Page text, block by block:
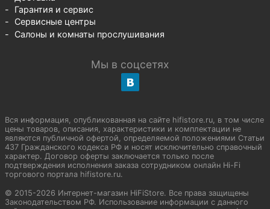
Гарантия и сервис
Сервисные центры
Салоны и комнаты прослушивания
Мы в соцсетях
Вся информация, опубликованная на сайте hifistore.ru, в том числе
цены товаров, описания, характеристики и комплектации не
являются публичной офертой, определяемой положениями Статьи
437 Гражданского кодекса РФ и носят исключительно справочный
характер. Договор оферты заключается только после
подтверждения исполнения заказа сотрудником онлайн Hi-Fi
торгового портала hifistore.ru.
© 2015-2026 Интернет-магазин HiFiStore. Все права защищены
Законодательством РФ. Использование информации с данного